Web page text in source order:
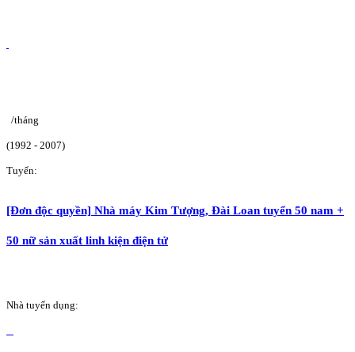
/tháng
(1992 - 2007)
Tuyển:
[Đơn độc quyền] Nhà máy Kim Tượng, Đài Loan tuyển 50 nam +
50 nữ sản xuất linh kiện điện tử
Nhà tuyển dụng: